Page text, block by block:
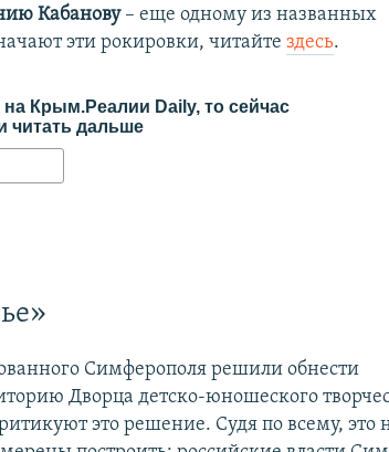
Кабанову– еще одному из названных
эти рокировки, читайтездесь.
Крым.Реалии Daily, то сейчас
читать дальше
Симферополя решили обнести
Дворца детско-юношеского
это решение. Судя по всему, это